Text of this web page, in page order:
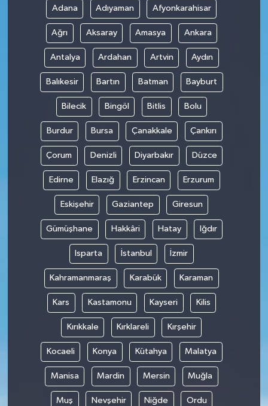
Adana Adıyaman Afyonkarahisar
Ağrı Aksaray Amasya Ankara
Antalya Ardahan Artvin Aydın
Balıkesir Bartın Batman Bayburt
Bilecik Bingöl Bitlis Bolu
Burdur Bursa Çanakkale Çankırı
Çorum Denizli Diyarbakır Düzce
Edirne Elazığ Erzincan Erzurum
Eskişehir Gaziantep Giresun
Gümüşhane Hakkâri Hatay Iğdır
Isparta İstanbul İzmir
Kahramanmaraş Karabük Karaman
Kars Kastamonu Kayseri Kilis
Kırıkkale Kırklareli Kırşehir
Kocaeli Konya Kütahya Malatya
Manisa Mardin Mersin Muğla
Muş Nevşehir Niğde Ordu